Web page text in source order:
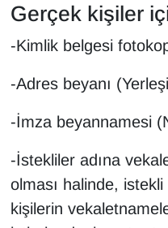
Gerçek kişiler
-Kimlik belgesi
-Adres beyanı
-İmza beyannamesi
-İstekliler adına
olması halinde,
kişilerin
Turizm
VAN'DA SPOR
Vasıta